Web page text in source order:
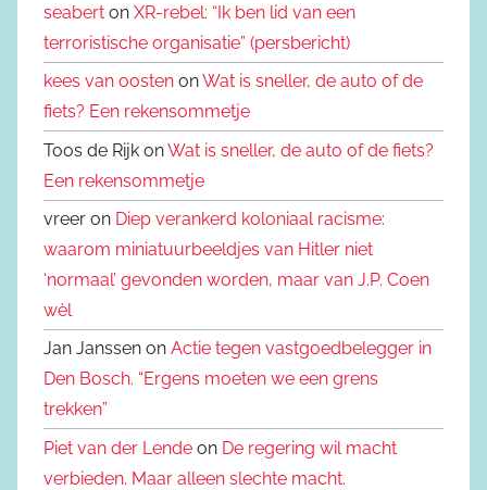
seabert on XR-rebel: “Ik ben lid van een
terroristische organisatie” (persbericht)
kees van oosten onWat is sneller, de auto of de
fiets? Een rekensommetje
Toos de Rijk onWat is sneller, de auto of de fiets?
Een rekensommetje
vreer on Diep verankerd koloniaal racisme:
waarom miniatuurbeeldjes van Hitler niet
‘normaal’ gevonden worden, maar van J.P. Coen
wèl
Jan Janssen on Actie tegen vastgoedbelegger in
Den Bosch. “Ergens moeten we een grens
trekken”
Piet van der Lende on De regering wil macht
verbieden. Maar alleen slechte macht.